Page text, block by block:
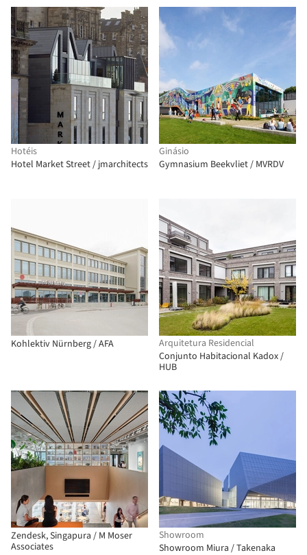
Hotéis
Hotel Market Street / jmarchitects
Ginásio
Gymnasium Beekvliet / MVRDV
Kohlektiv Nürnberg / AFA
Arquitetura Residencial
Conjunto Habitacional Kadox /
HUB
Zendesk, Singapura / M Moser
Associates
Showroom
Showroom Miura / Takenaka